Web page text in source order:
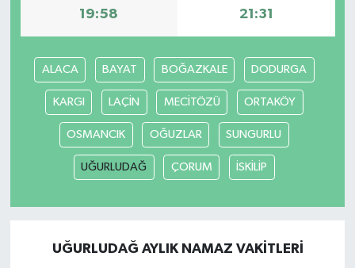
19:58 21:31
ALACA BAYAT BOĞAZKALE DODURGA
KARGI LAÇİN MECİTÖZÜ ORTAKÖY
OSMANCIK OĞUZLAR SUNGURLU
UĞURLUDAĞ ÇORUM İSKİLİP
UĞURLUDAĞ AYLIK NAMAZ VAKITLERI